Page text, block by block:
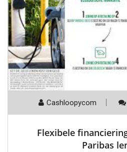
Cashloopycom
Flexibele
Paribas